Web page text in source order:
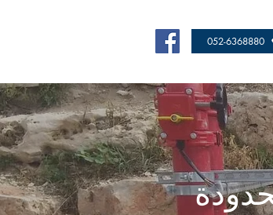
052-6368880